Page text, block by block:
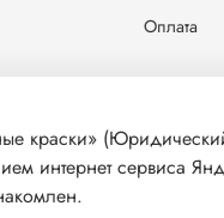
Оплата
краски»
интернет сервиса